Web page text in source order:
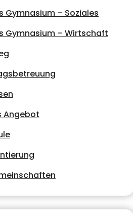
Gymnasium – Soziales
Gymnasium – Wirtschaft
Angebot